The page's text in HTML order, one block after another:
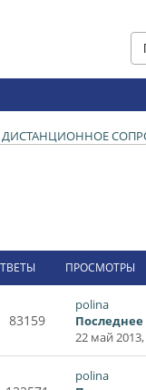
ДИСТАНЦИОННОЕ
ПРОСМОТРЫ
83159
polina
22 май
polina